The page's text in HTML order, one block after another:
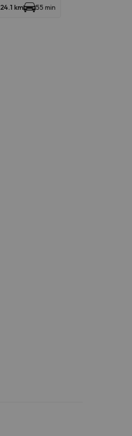
24.1 km 55 min